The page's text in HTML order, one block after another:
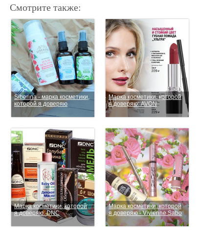
Смотрите также:
Siberina - марка косметики,
которой я доверяю
Марка косметики, которой
я доверяю: AVON
Марка косметики, которой
я доверяю: DNC
Марка косметики, которой
я доверяю - Vivienne Sabo